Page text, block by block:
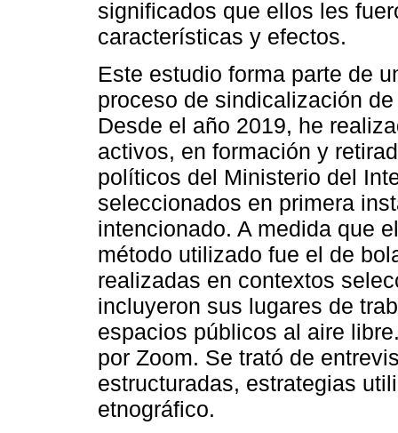
significados que ellos les
características y efectos.
Este estudio forma parte de
proceso de sindicalización
Desde el año 2019, he
activos, en formación y
políticos del Ministerio del
seleccionados en primera
intencionado. A medida que
método utilizado fue el de
realizadas en contextos
incluyeron sus lugares de
espacios públicos al aire
por Zoom. Se trató de
estructuradas, estrategias
etnográfico.